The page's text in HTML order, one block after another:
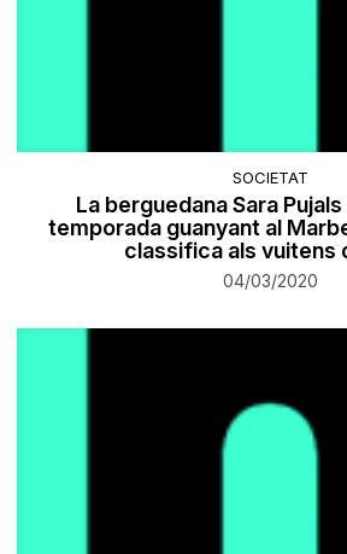
SOCIETAT
La berguedana Sara
temporada guanyant al
classifica als vuitens
04/03/2020